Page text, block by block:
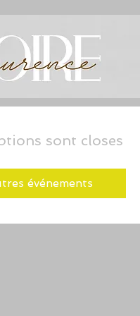
sont closes
événements